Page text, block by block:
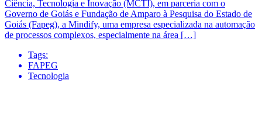
Ciência, Tecnologia e Inovação (MCTI), em parceria com o
Governo de Goiás e Fundação de Amparo à Pesquisa do Estado de
Goiás (Fapeg), a Mindify, uma empresa especializada na automação
de processos complexos, especialmente na área […]
Tags:
FAPEG
Tecnologia